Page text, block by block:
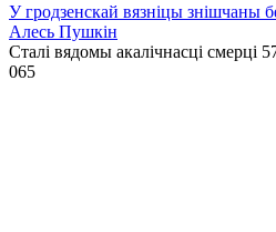
У гродзенскай вязніцы знішчаны
Алесь Пушкін
Сталі вядомы акалічнасці смерці
065